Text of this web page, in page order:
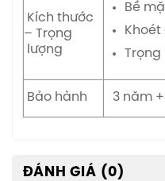
Kích thước
– Trọng
lượng
Bề
Khoét
Trọng
Bảo hành 3 năm +
ĐÁNH GIÁ (0)